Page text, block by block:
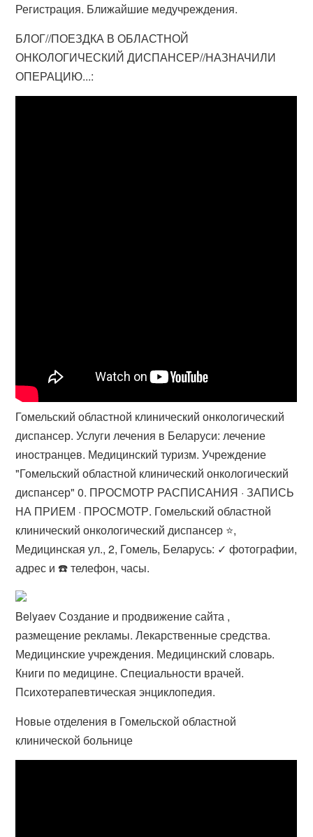
Регистрация. Ближайшие медучреждения.
БЛОГ//ПОЕЗДКА В ОБЛАСТНОЙ
ОНКОЛОГИЧЕСКИЙ ДИСПАНСЕР//НАЗНАЧИЛИ
ОПЕРАЦИЮ...:
Гомельский областной клинический онкологический
диспансер. Услуги лечения в Беларуси: лечение
иностранцев. Медицинский туризм. Учреждение
"Гомельский областной клинический онкологический
диспансер​" 0. ПРОСМОТР РАСПИСАНИЯ · ЗАПИСЬ
НА ПРИЕМ · ПРОСМОТР. Гомельский областной
клинический онкологический диспансер ⭐,
Медицинская ул., 2, Гомель, Беларусь: ✓ фотографии,
адрес и ☎️ телефон​, часы.
Belyaev Создание и продвижение сайта ,
размещение рекламы. Лекарственные средства.
Медицинские учреждения. Медицинский словарь.
Книги по медицине. Специальности врачей.
Психотерапевтическая энциклопедия.
Новые отделения в Гомельской областной
клинической больнице